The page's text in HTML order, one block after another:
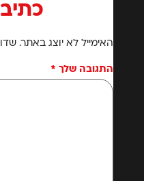
האימייל לא יוצג באתר.
התגובה שלך *